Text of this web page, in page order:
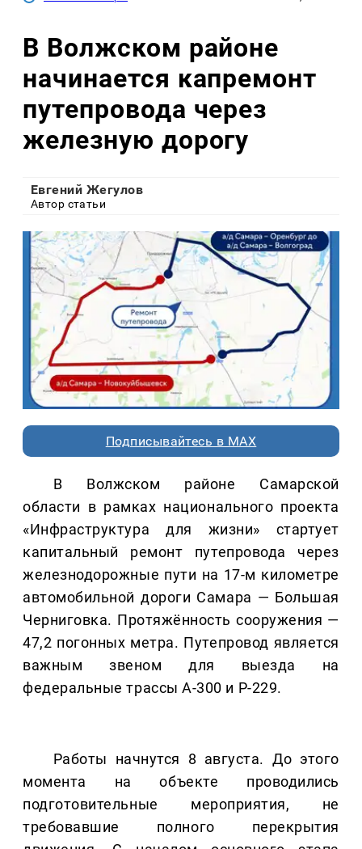
В Волжском районе
начинается капремонт
путепровода через
железную дорогу
Евгений Жегулов
Автор статьи
Подписывайтесь в MAX
В Волжском районе Самарской
области в рамках национального проекта
«Инфраструктура для жизни» стартует
капитальный ремонт путепровода через
железнодорожные пути на 17-м километре
автомобильной дороги Самара — Большая
Черниговка. Протяжённость сооружения —
47,2 погонных метра. Путепровод является
важным звеном для выезда на
федеральные трассы А-300 и Р-229.
Работы начнутся 8 августа. До этого
момента на объекте проводились
подготовительные мероприятия, не
требовавшие полного перекрытия